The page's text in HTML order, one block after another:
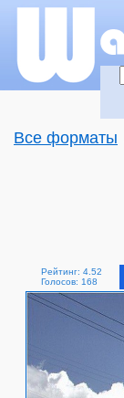
Все форматы
Рейтинг: 4.52
Голосов: 168